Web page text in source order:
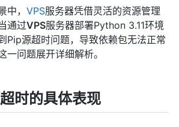
中， VPS服务器凭借灵活的资源管理
通过VPS服务器部署Python 3.11环境
Pip源超时问题，导致依赖包无法正常
一问题展开详细解析。
时的具体表现